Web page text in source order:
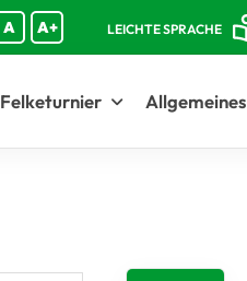
A A+ LEICHTE SPRACHE
Felketurnier Allgemeines